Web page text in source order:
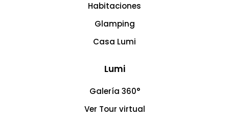
Habitaciones
Glamping
Casa Lumi
Lumi
Galería 360°
Ver Tour virtual